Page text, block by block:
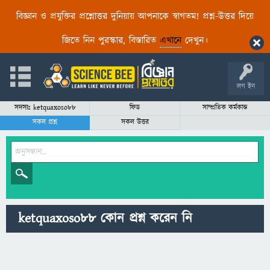
বিজ্ঞান ও প্রযুক্তির প্রশ্নোত্তর দুনিয়ায় আপনাকে স্বাগতম! প্রশ্ন-উত্তর দিয়ে
জিতে নিন পুরস্কার, বিস্তারিত এখানেদেখুন।
লগ ইন
সদস্যঃ ketquaxoso88 ফিড
সাম্প্রতিক কর্মকান্ড
সকল প্রশ্ন
সকল উত্তর
ketquaxoso88 কোন প্রশ্ন করেন নি